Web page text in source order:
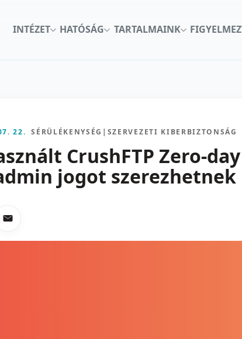
INTÉZET
HATÓSÁG TARTALMAINK
22. SÉRÜLÉKENYSÉG | SZERVEZETI KIBERBIZTONSÁG
CrushFTP Zero-
jogot szerezhetnek
X-en
Megosztas emailben